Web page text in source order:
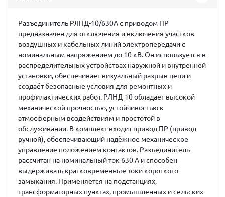
Разъединитель РЛНД-10/630А с приводом ПР
предназначен для отключения и включения участков
воздушных и кабельных линий электропередачи с
номинальным напряжением до 10 кВ. Он используется в
распределительных устройствах наружной и внутренней
установки, обеспечивает визуальный разрыв цепи и
создаёт безопасные условия для ремонтных и
профилактических работ. РЛНД-10 обладает высокой
механической прочностью, устойчивостью к
атмосферным воздействиям и простотой в
обслуживании. В комплект входит привод ПР (привод
ручной), обеспечивающий надёжное механическое
управление положением контактов. Разъединитель
рассчитан на номинальный ток 630 А и способен
выдерживать кратковременные токи короткого
замыкания. Применяется на подстанциях,
трансформаторных пунктах, промышленных и сельских